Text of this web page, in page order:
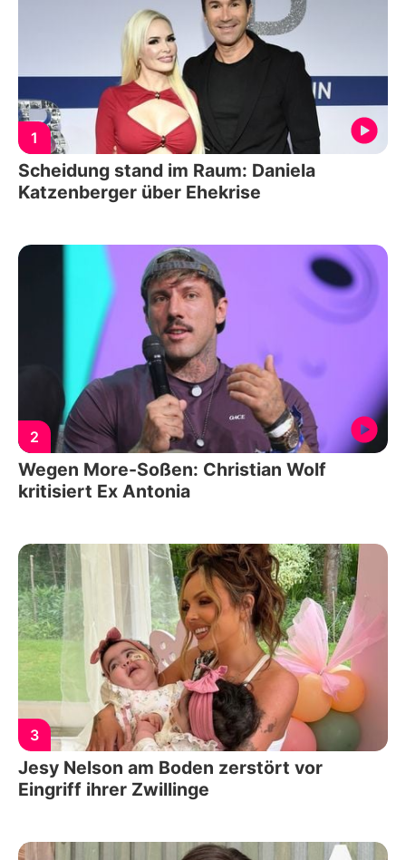
1
Scheidung stand im Raum: Daniela
Katzenberger über Ehekrise
2
Wegen More-Soßen: Christian Wolf
kritisiert Ex Antonia
3
Jesy Nelson am Boden zerstört vor
Eingriff ihrer Zwillinge